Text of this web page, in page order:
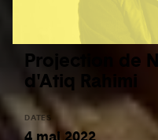
Projection de
d'Atiq Rahimi
DATES